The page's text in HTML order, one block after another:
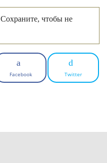
Сохраните, чтобы не
Facebook Twitter